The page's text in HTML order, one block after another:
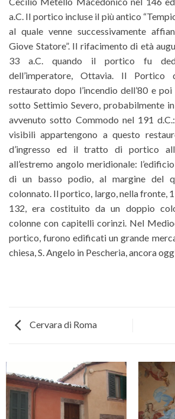
a.C. Il portico incluse il più antico
al quale venne successivamente
Giove Statore”. Il rifacimento di età
33 a.C. quando il portico fu
dell’imperatore, Ottavia. Il
restaurato dopo l’incendio dell’80 e poi
sotto Settimio Severo, probabilmente in
avvenuto sotto Commodo nel 191
visibili appartengono a questo
d’ingresso ed il tratto di portico
all’estremo angolo meridionale:
di un basso podio, al margine del
colonnato. Il portico, largo, nella fronte,
132, era costituito da un doppio
colonne con capitelli corinzi. Nel
portico, furono edificati un grande
chiesa, S. Angelo in Pescheria, ancora
Cervara di Roma